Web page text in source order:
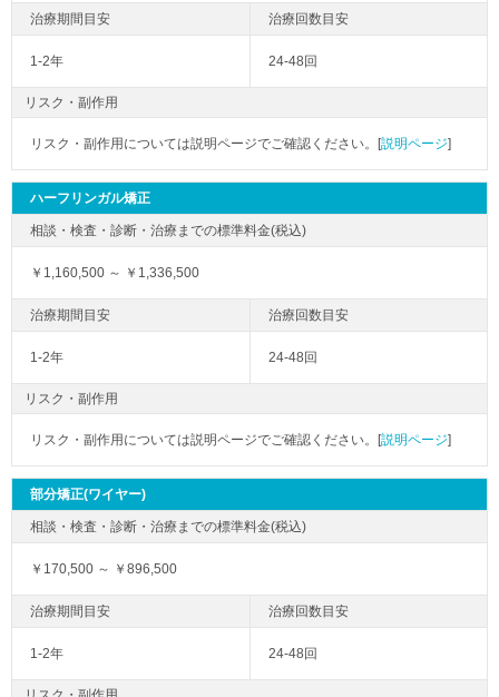
1-2年 24-48回
リスク・副作用
リスク・副作用については説明ページでご確認ください。[説明ページ]
ハーフリンガル矯正
￥1,160,500 ～ ￥1,336,500
1-2年 24-48回
リスク・副作用
リスク・副作用については説明ページでご確認ください。[説明ページ]
部分矯正(ワイヤー)
￥170,500 ～ ￥896,500
1-2年 24-48回